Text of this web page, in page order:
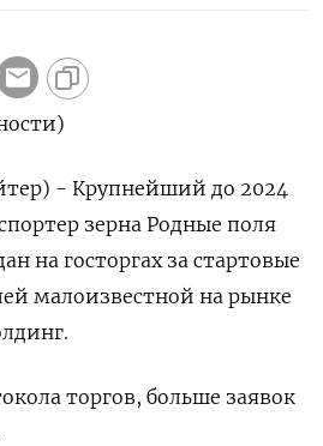
- Крупнейший до 2024
зерна Родные поля
на госторгах за стартовые
малоизвестной на рынке
торгов, больше заявок